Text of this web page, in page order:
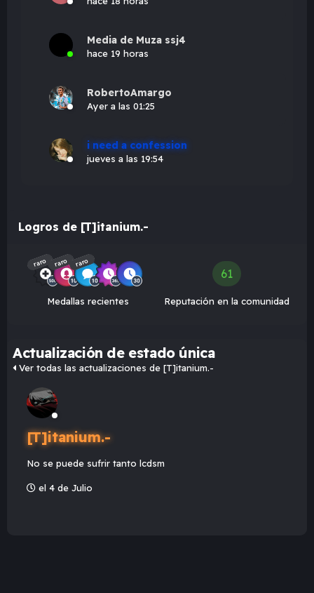
Media de Muza ssj4
hace 19 horas
RobertoAmargo
Ayer a las 01:25
i need a confession
jueves a las 19:54
Logros de [T]itanium.-
raro raro raro
Medallas recientes
61
Reputación en la comunidad
Actualización de estado única
Ver todas las actualizaciones de [T]itanium.-
[T]itanium.-
No se puede sufrir tanto lcdsm
el 4 de Julio